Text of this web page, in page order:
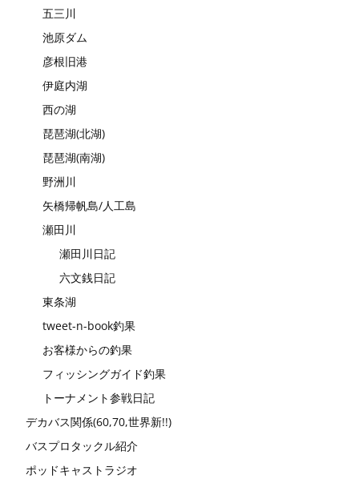
五三川
池原ダム
彦根旧港
伊庭内湖
西の湖
琵琶湖(北湖)
琵琶湖(南湖)
野洲川
矢橋帰帆島/人工島
瀬田川
瀬田川日記
六文銭日記
東条湖
tweet-n-book釣果
お客様からの釣果
フィッシングガイド釣果
トーナメント参戦日記
デカバス関係(60,70,世界新!!)
バスプロタックル紹介
ポッドキャストラジオ